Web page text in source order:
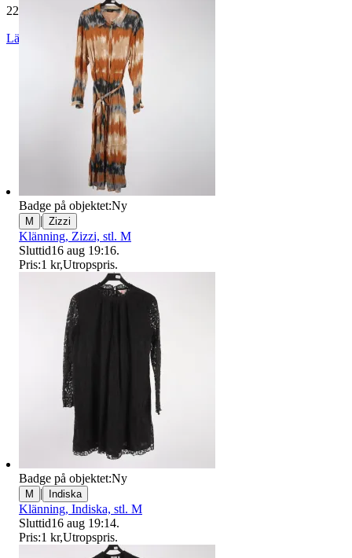
229 772 omdömen
Läs omdömen Följ
Badge på objektet:Ny
M | Zizzi
Klänning, Zizzi, stl. M
Sluttid16 aug 19:16.
Pris:1 kr,Utropspris.
Badge på objektet:Ny
M | Indiska
Klänning, Indiska, stl. M
Sluttid16 aug 19:14.
Pris:1 kr,Utropspris.